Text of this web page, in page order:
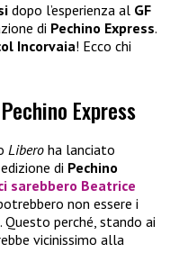
dopo l’esperienza al GF
di Pechino Express.
Incorvaia! Ecco chi
Express
Libero ha lanciato
di Pechino
sarebbero Beatrice
non essere i
. Questo perché, stando ai
vicinissimo alla